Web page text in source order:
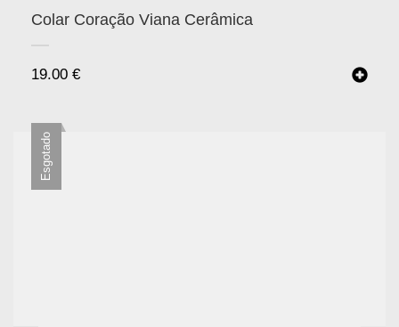
Colar Coração Viana Cerâmica
19.00 €
Esgotado